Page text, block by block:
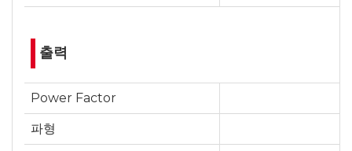
출력
Power Factor
파형